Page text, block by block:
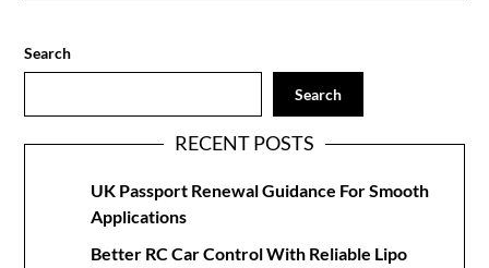
Search
Search
RECENT POSTS
UK Passport Renewal Guidance For Smooth
Applications
Better RC Car Control With Reliable Lipo